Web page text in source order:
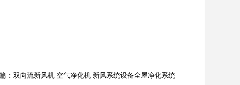
：双向流新风机 空气净化机 新风系统设备全屋净化系统